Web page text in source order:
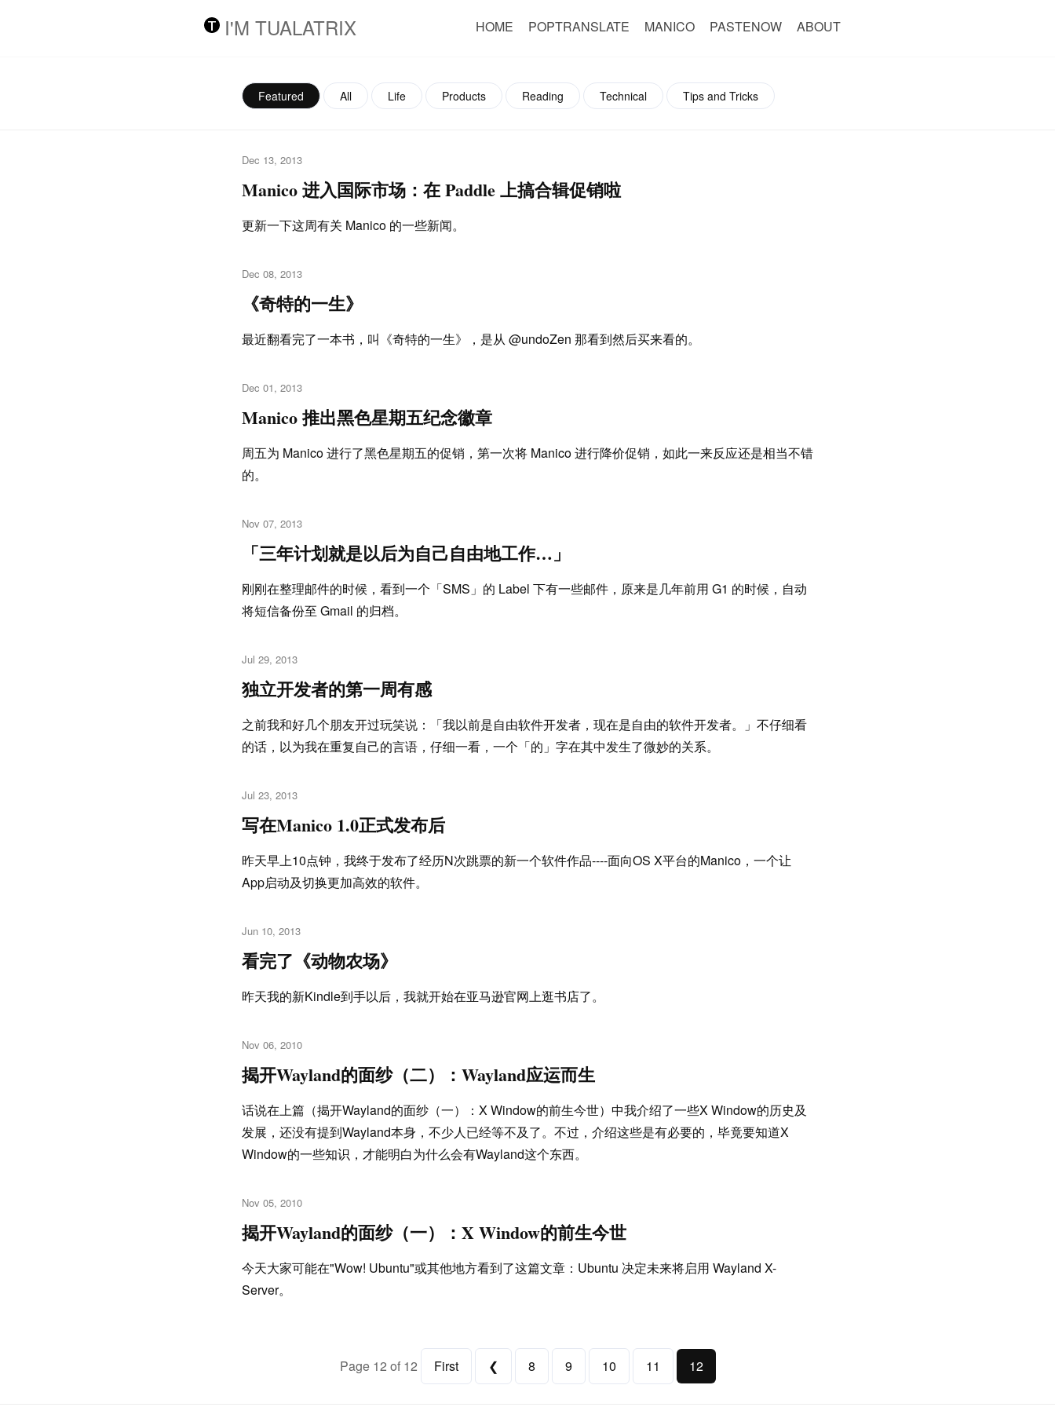
I'M TUALATRIX HOME POPTRANSLATE MANICO PASTENOW ABOUT
Featured All Life Products Reading Technical Tips and Tricks
Dec 13, 2013
Manico 进入国际市场：在 Paddle 上搞合辑促销啦
更新一下这周有关 Manico 的一些新闻。
Dec 08, 2013
《奇特的一生》
最近翻看完了一本书，叫《奇特的一生》，是从 @undoZen 那看到然后买来看的。
Dec 01, 2013
Manico 推出黑色星期五纪念徽章
周五为 Manico 进行了黑色星期五的促销，第一次将 Manico 进行降价促销，如此一来反应还是相当不错
的。
Nov 07, 2013
「三年计划就是以后为自己自由地工作…」
刚刚在整理邮件的时候，看到一个「SMS」的 Label 下有一些邮件，原来是几年前用 G1 的时候，自动
将短信备份至 Gmail 的归档。
Jul 29, 2013
独立开发者的第一周有感
之前我和好几个朋友开过玩笑说：「我以前是自由软件开发者，现在是自由的软件开发者。」不仔细看
的话，以为我在重复自己的言语，仔细一看，一个「的」字在其中发生了微妙的关系。
Jul 23, 2013
写在Manico 1.0正式发布后
昨天早上10点钟，我终于发布了经历N次跳票的新一个软件作品----面向OS X平台的Manico，一个让
App启动及切换更加高效的软件。
Jun 10, 2013
看完了《动物农场》
昨天我的新Kindle到手以后，我就开始在亚马逊官网上逛书店了。
Nov 06, 2010
揭开Wayland的面纱（二）：Wayland应运而生
话说在上篇（揭开Wayland的面纱（一）：X Window的前生今世）中我介绍了一些X Window的历史及
发展，还没有提到Wayland本身，不少人已经等不及了。不过，介绍这些是有必要的，毕竟要知道X
Window的一些知识，才能明白为什么会有Wayland这个东西。
Nov 05, 2010
揭开Wayland的面纱（一）：X Window的前生今世
今天大家可能在"Wow! Ubuntu"或其他地方看到了这篇文章：Ubuntu 决定未来将启用 Wayland X-
Server。
Page 12 of 12 First ❮ 8 9 10 11 12